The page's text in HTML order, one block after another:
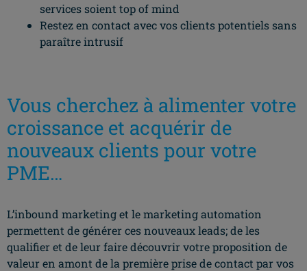
services soient top of mind
Restez en contact avec vos clients potentiels sans
paraître intrusif
Vous cherchez à alimenter votre
croissance et acquérir de
nouveaux clients pour votre
PME…
L’inbound marketing et le marketing automation
permettent de générer ces nouveaux leads; de les
qualifier et de leur faire découvrir votre proposition de
valeur en amont de la première prise de contact par vos